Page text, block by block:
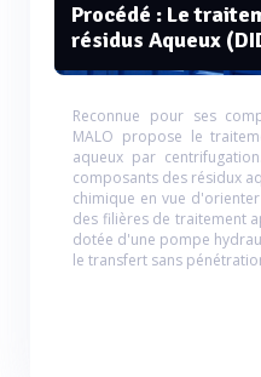
Procédé : Le
résidus Aqueux
Reconnue pour ses
MALO propose le
aqueux par
composants des résidux
chimique en vue
des filières de traitement
dotée d'une pompe
le transfert sans